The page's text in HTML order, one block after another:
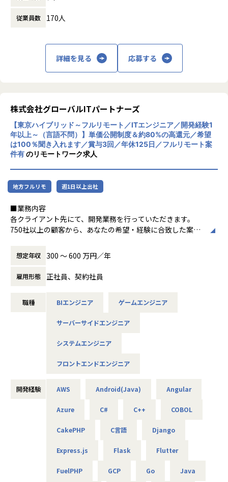
□自分のプライベートはしっかり確保したい
そんな想いをもった先輩たちが
当社で充実したエンジニアライフを手に入れています！
※場合により、親会社での採用になる可能性もございます。
【業務の変更の範囲】
会社の定める業務
で、AWSやAzureなどのクラウド構築から業
べる「案件選択制度」や報酬を透明化する
「単価公開制度」を導入し、キャリア形成を
重視。Udemy教材や資格取得支援などスキル
gether」を掲げています。
従業員数 170人
詳細を見る 応募する
株式会社グローバルITパートナーズ
【東京ハイブリッド～フルリモート／ITエンジニア／開発経験1
年以上～（言語不問）】単価公開制度＆約80%の高還元／希望
は100％聞き入れます／賞与3回／年休125日／フルリモート案
件有のリモートワーク求人
地方フルリモ 週1日以上出社
■業務内容
各クライアント先にて、開発業務を行っていただきます。
750社以上の顧客から、あなたの希望・経験に合致した案件
＜Web・アプリからゲームまで。多彩なプロジェクトあり＞
■Webアプリ・業務システムの要件定義～開発
■スマホゲームのサーバーサイド開発
■AWS/Azureを用いたクラウド環境構築
実装経験をお持ちの方であれば、スキルレベル（等級）に合
g、Vue.js）
・大手企業のECサイト構築（C#、VB）
・販売管理システムの開発（COBOL、JCL）
・国税のインフラ環境構築（AWS、Azure、Linux、Window
・各種NW／DB／サーバ／設計・構築・運用・保守（cisco
想定年収 300 〜 600 万円／年
雇用形態 正社員、契約社員
職種 BIエンジニア ゲームエンジニア
サーバーサイドエンジニア
システムエンジニア
フロントエンドエンジニア
開発経験 AWS Android(Java) Angular
Azure C# C++ COBOL
CakePHP C言語 Django
Express.js Flask Flutter
FuelPHP GCP Go Java